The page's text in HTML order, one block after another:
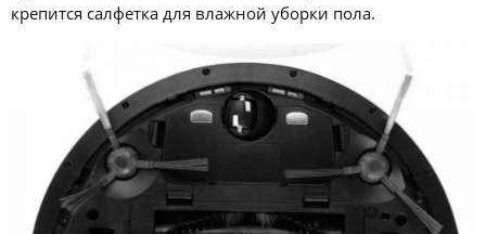
крепится салфетка для влажной уборки пола.